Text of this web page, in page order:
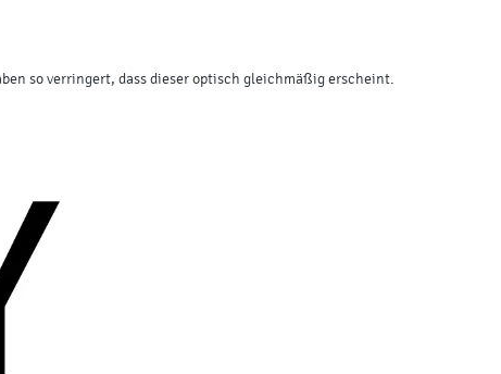
so verringert, dass dieser optisch gleichmäßig erscheint.